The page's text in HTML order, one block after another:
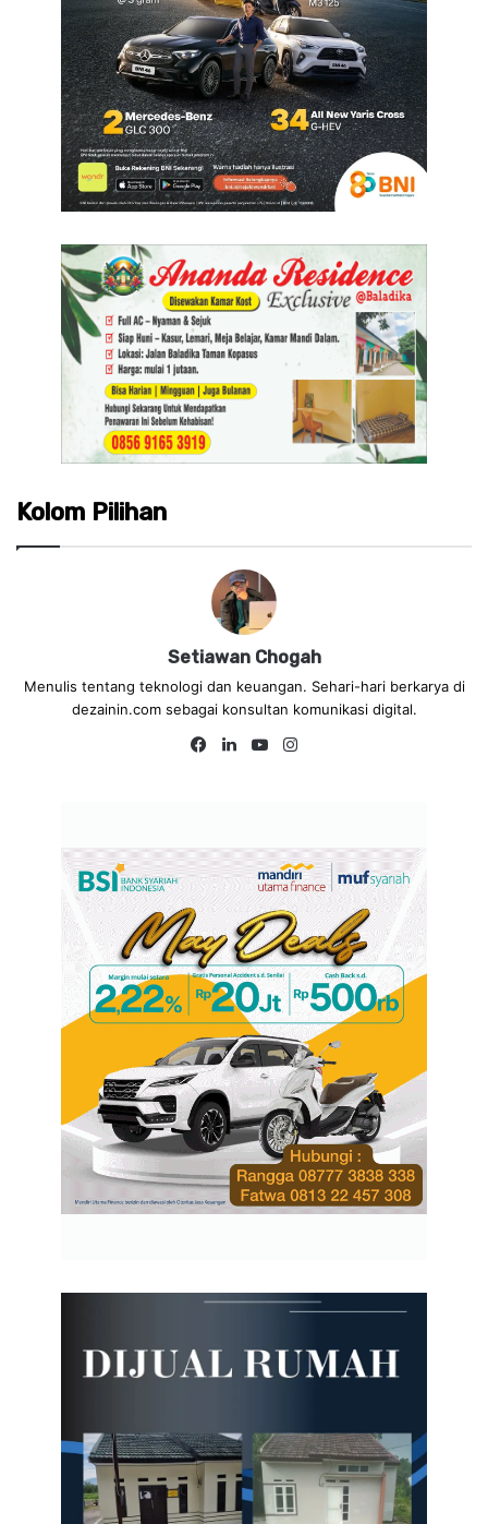
Kolom Pilihan
Setiawan Chogah
Menulis tentang teknologi dan keuangan. Sehari-hari berkarya di
dezainin.com sebagai konsultan komunikasi digital.
Fa
Lin
Yo